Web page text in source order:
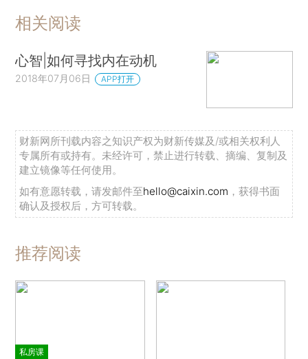
相关阅读
心智|如何寻找内在动机
2018年07月06日 APP打开
财新网所刊载内容之知识产权为财新传媒及/或相关权利人
专属所有或持有。未经许可，禁止进行转载、摘编、复制及
建立镜像等任何使用。
如有意愿转载，请发邮件至hello@caixin.com ，获得书面
确认及授权后，方可转载。
推荐阅读
私房课